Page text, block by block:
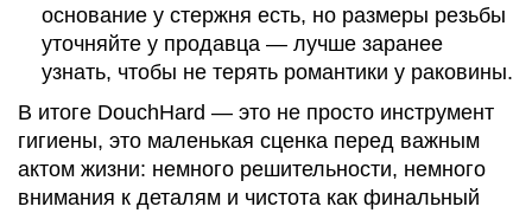
основание у стержня есть, но размеры резьбы
уточняйте у продавца — лучше заранее
узнать, чтобы не терять романтики у раковины.
В итоге DouchHard — это не просто инструмент
гигиены, это маленькая сценка перед важным
актом жизни: немного решительности, немного
внимания к деталям и чистота как финальный